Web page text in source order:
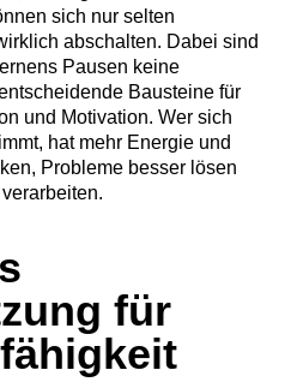
sich nur selten
abschalten. Dabei sind
Pausen keine
Bausteine für
und Motivation. Wer sich
hat mehr Energie und
Probleme besser lösen
für